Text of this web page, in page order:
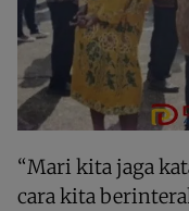
“Mari kita jaga
cara kita